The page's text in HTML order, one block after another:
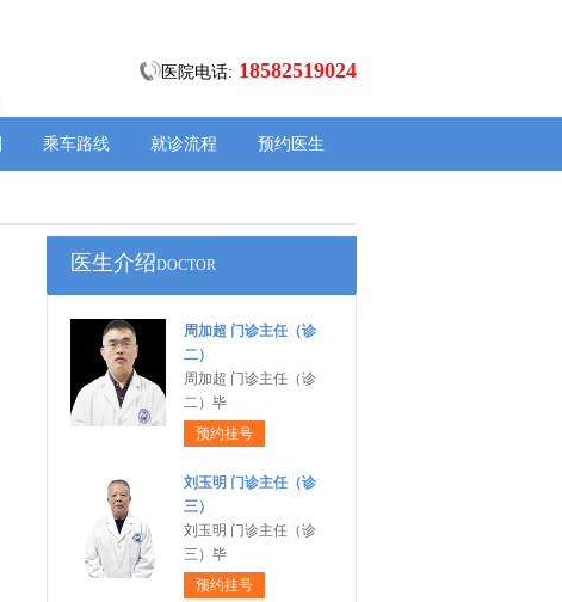
医院电话: 18582519024
乘车路线 就诊流程 预约医生
医生介绍DOCTOR
周加超 门诊主任（诊
二）
周加超 门诊主任（诊
二）毕
预约挂号
刘玉明 门诊主任（诊
三）
刘玉明 门诊主任（诊
三）毕
预约挂号